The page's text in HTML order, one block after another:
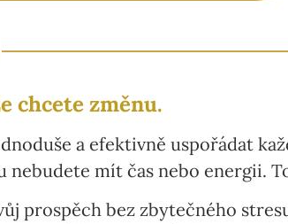
chcete změnu.
a efektivně uspořádat
nebudete mít čas nebo energii.
prospěch bez zbytečného